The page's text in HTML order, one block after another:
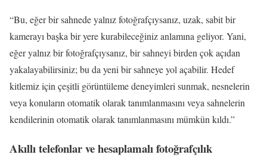
“Bu, eğer bir sahnede yalnız fotoğrafçıysanız, uzak, sabit bir
kamerayı başka bir yere kurabileceğiniz anlamına geliyor. Yani,
eğer yalnız bir fotoğrafçıysanız, bir sahneyi birden çok açıdan
yakalayabilirsiniz; bu da yeni bir sahneye yol açabilir. Hedef
kitlemiz için çeşitli görüntüleme deneyimleri sunmak, nesnelerin
veya konuların otomatik olarak tanımlanmasını veya sahnelerin
kendilerinin otomatik olarak tanımlanmasını mümkün kıldı.”
Akıllı telefonlar ve hesaplamalı fotoğrafçılık